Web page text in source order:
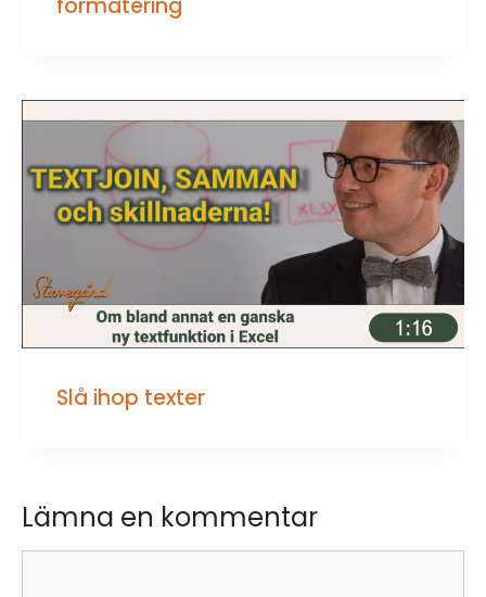
formatering
Slå ihop texter
Lämna en kommentar